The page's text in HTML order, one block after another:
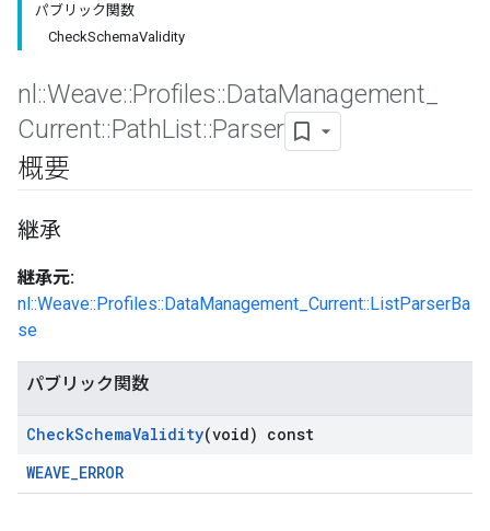
パブリック関数
CheckSchemaValidity
nl ::Weave::Profiles::DataManagement
Current::PathList::Parser
概要
継承
継承元:
nl::Weave::Profiles::DataManagement_Current::ListParserBa
se
パブリック関数
CheckSchemaValidity(void) const
WEAVE_ERROR